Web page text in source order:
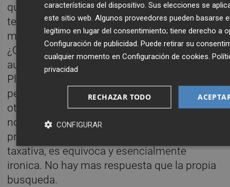
quedamos? ¿Quiero que mi hermana
tenga un hijo o no quiero? ¿Que significa ser
madre? ¿Que han sido mis padres para mi?
¿Que extrana fuerza tiene la ficcion que
aunque distorsiona la memoria la preserva?
Planteamos una censura a la maternidad
pero tambien un homenaje a la madre en
otra encrucijada entre lo que es real y lo que
no lo es. Lanzamos el monologo en forma de
pregunta. La respuesta no es una, ni clara ni
taxativa, es equivoca y esencialmente
ironica. No hay mas respuesta que la propia
busqueda.
características del dispositivo. Sus elecciones se
este sitio web. Algunos proveedores pueden basarse
legítimo en lugar del consentimiento; tiene derecho a
Configuración de publicidad. Puede retirar su
cualquier momento enConfiguración de cookies.
privacidad
RECHAZAR TODO
CONFIGURAR